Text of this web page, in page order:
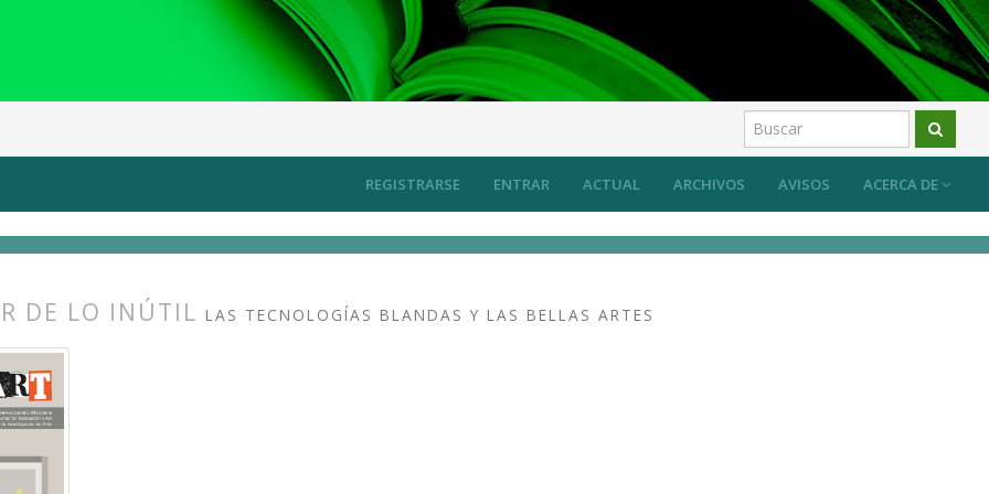
ACTUAL ARCHIVOS AVISOS ACERCA DE
REGISTRARSE ENTRAR
tecnologías blandas y maquinarias sociales Artículos
DE LO INÚTIL LAS TECNOLOGÍAS BLANDAS Y LAS BELLAS ARTES